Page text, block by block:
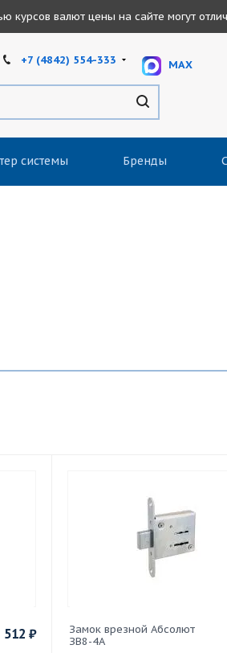
курсов валют цены на сайте могут
+7 (4842) 554-333 MAX
системы Бренды
512 ₽
Замок врезной Абсолют
ЗВ8-4А